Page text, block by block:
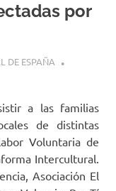
por
DE ESPAÑA
a las familias
de distintas
Voluntaria de
Intercultural.
Asociación El